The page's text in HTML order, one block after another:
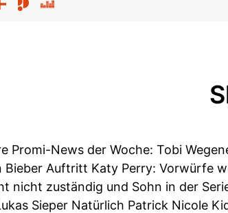
Promi-News der Woche: Tobi
Bieber Auftritt Katy Perry: Vorwürfe
nicht zuständig und Sohn in der
Sieper Natürlich Patrick Nicole